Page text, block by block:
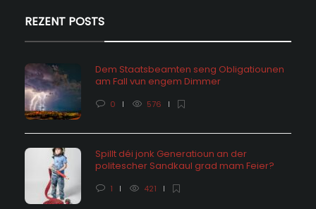
REZENT POSTS
Dem Staatsbeamten seng Obligatiounen
am Fall vun engem Dimmer
0 576
Spillt déi jonk Generatioun an der
politescher Sandkaul grad mam Feier?
1 421